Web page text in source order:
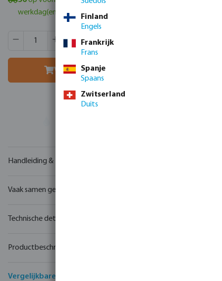
werkdag(en)
Producthoeveelheid: Voer de gewenste hoeveelheid in of
MSQ:
Voeg toe aan winkelmandje
Handleiding & tekeningen
Vaak samen gekocht
Technische details
Productbeschrijving
Vergelijkbare producten
Finland
Engels
Frankrijk
Frans
Spanje
Spaans
Zwitserland
Duits